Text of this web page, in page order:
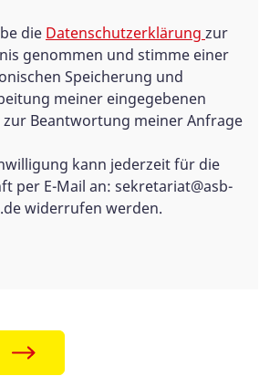
die Datenschutzerklärung zur
genommen und stimme einer
Speicherung und
meiner eingegebenen
zur Beantwortung meiner Anfrage
kann jederzeit für die
per E-Mail an: sekretariat@asb-
widerrufen werden.